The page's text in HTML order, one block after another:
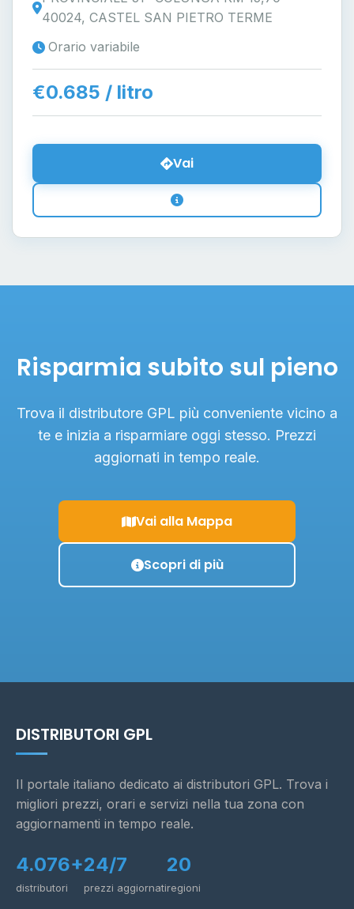
40024, CASTEL SAN PIETRO TERME
Orario variabile
€0.685 / litro
Vai
Risparmia subito sul pieno
Trova il distributore GPL più conveniente vicino a
te e inizia a risparmiare oggi stesso. Prezzi
aggiornati in tempo reale.
Vai alla Mappa
Scopri di più
DISTRIBUTORI GPL
Il portale italiano dedicato ai distributori GPL. Trova i
migliori prezzi, orari e servizi nella tua zona con
aggiornamenti in tempo reale.
4.076+
distributori
24/7
prezzi aggiornati
20
regioni